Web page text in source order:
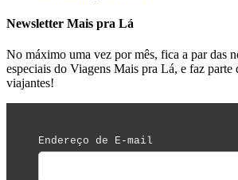
Newsletter Mais pra Lá
No máximo uma vez por mês, fica a par das
especiais do Viagens Mais pra Lá, e faz parte
viajantes!